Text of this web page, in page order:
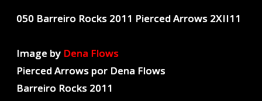
050 Barreiro Rocks 2011 Pierced Arrows 2XII11
Image by Dena Flows
Pierced Arrows por Dena Flows
Barreiro Rocks 2011